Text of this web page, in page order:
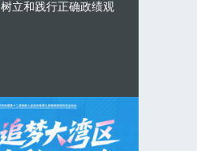
树立和践行正确政绩观